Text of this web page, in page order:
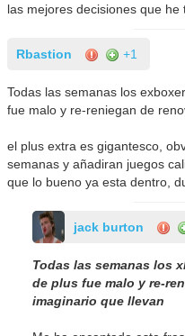
las mejores decisiones que he
Rbastion +1
Todas las semanas los
fue malo y re-reniegan de
el plus extra es gigantesco,
semanas y añadiran juegos
que lo bueno ya esta dentro,
jack burton
Todas las semanas los
de plus fue malo y re-
imaginario que llevan